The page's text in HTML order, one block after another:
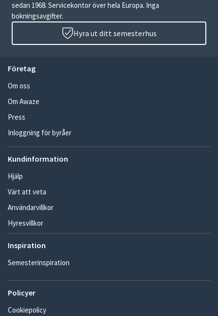
sedan 1968. Servicekontor över hela Europa. Inga
bokningsavgifter.
Hyra ut ditt semesterhus
Företag
Om oss
Om Awaze
Press
Inloggning för byråer
Kundinformation
Hjälp
Värt att veta
Användarvillkor
Hyresvillkor
Inspiration
Semesterinspiration
Policyer
Cookiepolicy